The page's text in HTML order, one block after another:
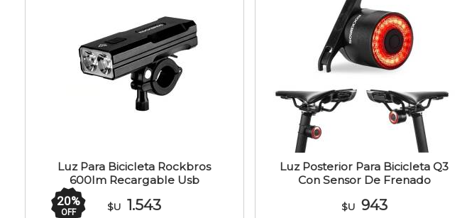
Luz Para Bicicleta Rockbros
600lm Recargable Usb
20%
OFF $U 1.543
Luz Posterior Para Bicicleta Q3
Con Sensor De Frenado
$U 943